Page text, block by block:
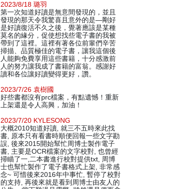
2023/8/18 璐羽
第一次知道好讀是無意間發現的，並且
發現的那天令我驚喜且意外的是—剛好
是好讀復活不久之後，覺著應該是某種
莫名的緣分，促使想找些電子書的我被
帶到了這裡。這裡有著各位前輩們辛苦
掃描、品質極佳的電子書，讓我這個後
人能夠免費享用這些書籍，十分感激前
人的努力讓我成了書籍的富翁。感謝好
讀和各位讓好讀變得更好，讚。
2023/7/26 袁樹國
好些書都沒有prc檔案，有點遺憾！重新
上架還是令人高興，加油！
2023/7/20 KYLESONG
大概2010知道好讀, 就三不五時來此找
書, 原本只有看書時順便回報一些文字勘
誤, 後來2015開始幫忙周博士製作電子
書, 主要是OCR檔案的文字校對, 也曾經
掃瞄了一,二本書進行校對提供txt, 周博
士也幫忙製作了電子書格式上架, 非常感
念~ 可惜後來2016年中事忙, 暫停了校對
的支持, 再後來就是看到周博士由友人的